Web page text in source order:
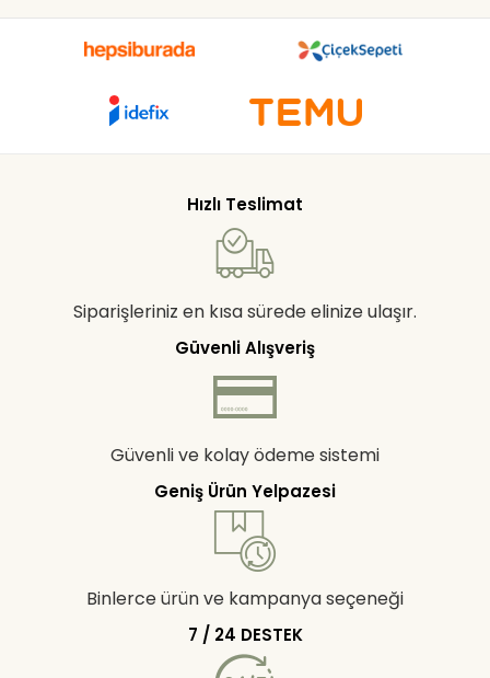
Hızlı Teslimat
Siparişleriniz en kısa sürede elinize ulaşır.
Güvenli Alışveriş
Güvenli ve kolay ödeme sistemi
Geniş Ürün Yelpazesi
Binlerce ürün ve kampanya seçeneği
7 / 24 DESTEK